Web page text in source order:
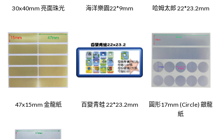
30x40mm 亮面珠光 海洋樂園22*9mm 哈姆太郎 22*23.2mm
47x15mm 金龍紙 百變青蛙 22*23.2mm
圓形17mm (Circle) 銀龍
紙